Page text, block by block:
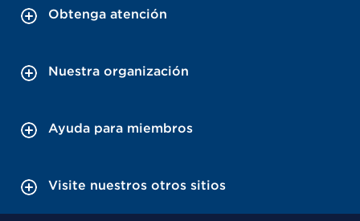
Obtenga atención
Nuestra organización
Ayuda para miembros
Visite nuestros otros sitios